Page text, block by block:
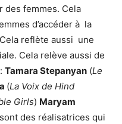
des femmes. Cela
d’accéder à la
reflète aussi une
Cela relève aussi de
Tamara Stepanyan (Le
(La Voix de Hind
Girls) Maryam
sont des réalisatrices qui